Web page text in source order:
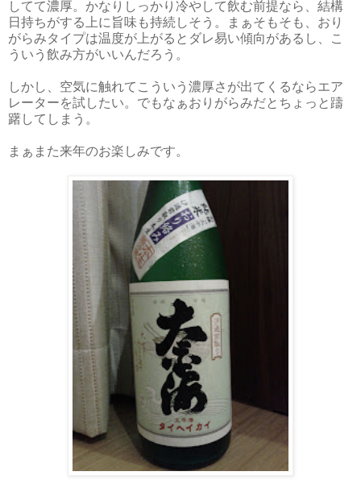
してて濃厚。かなりしっかり冷やして飲む前提なら、結構
日持ちがする上に旨味も持続しそう。まぁそもそも、おり
がらみタイプは温度が上がるとダレ易い傾向があるし、こ
ういう飲み方がいいんだろう。
しかし、空気に触れてこういう濃厚さが出てくるならエア
レーターを試したい。でもなぁおりがらみだとちょっと躊
躇してしまう。
まぁまた来年のお楽しみです。